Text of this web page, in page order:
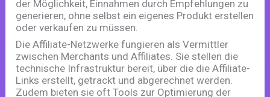
der Möglichkeit, Einnahmen durch Empfehlungen zu
generieren, ohne selbst ein eigenes Produkt erstellen
oder verkaufen zu müssen.
Die Affiliate-Netzwerke fungieren als Vermittler
zwischen Merchants und Affiliates. Sie stellen die
technische Infrastruktur bereit, über die die Affiliate-
Links erstellt, getrackt und abgerechnet werden.
Zudem bieten sie oft Tools zur Optimierung der